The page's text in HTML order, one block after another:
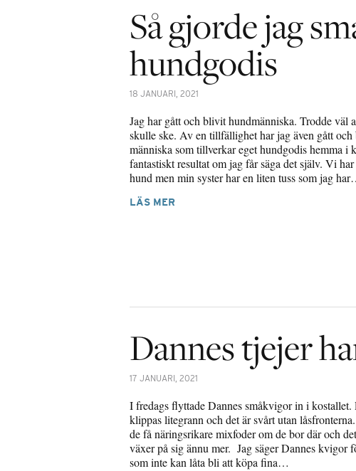
Så gjorde jag
hundgodis
18 JANUARI, 2021
Jag har gått och blivit hundmänniska. Trodde väl
skulle ske. Av en tillfällighet har jag även gått
människa som tillverkar eget hundgodis hemma i
fantastiskt resultat om jag får säga det själv. Vi
hund men min syster har en liten tuss som jag
LÄS MER
Dannes tjejer
17 JANUARI, 2021
I fredags flyttade Dannes småkvigor in i kostallet.
klippas litegrann och det är svårt utan
de få näringsrikare mixfoder om de bor där och
växer på sig ännu mer. Jag säger Dannes kvigor
som inte kan låta bli att köpa fina…